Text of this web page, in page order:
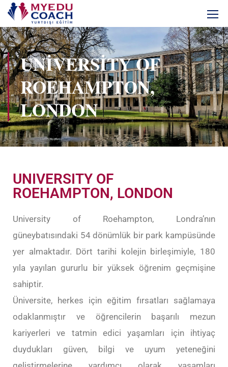
UNIVERSITY OF
ROEHAMPTON,
LONDON
UNIVERSITY OF
ROEHAMPTON, LONDON
University of Roehampton, Londra’nın
güneybatısındaki 54 dönümlük bir park kampüsünde
yer almaktadır. Dört tarihi kolejin birleşimiyle, 180
yıla yayılan gururlu bir yüksek öğrenim geçmişine
sahiptir.
Üniversite, herkes için eğitim fırsatları sağlamaya
odaklanmıştır ve öğrencilerin başarılı mezun
kariyerleri ve tatmin edici yaşamları için ihtiyaç
duydukları güven, bilgi ve uyum yeteneğini